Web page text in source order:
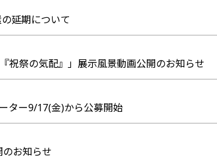
延期について
祝祭の気配』」展示風景動画公開のお知らせ
ター9/17(金)から公募開始
のお知らせ